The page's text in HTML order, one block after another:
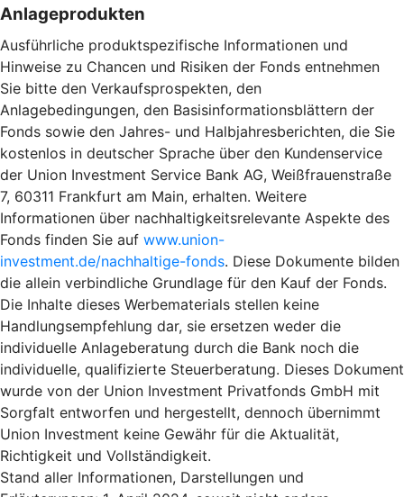
Anlageprodukten
Ausführliche produktspezifische Informationen und
Hinweise zu Chancen und Risiken der Fonds entnehmen
Sie bitte den Verkaufsprospekten, den
Anlagebedingungen, den Basisinformationsblättern der
Fonds sowie den Jahres- und Halbjahresberichten, die Sie
kostenlos in deutscher Sprache über den Kundenservice
der Union Investment Service Bank AG, Weißfrauenstraße
7, 60311 Frankfurt am Main, erhalten. Weitere
Informationen über nachhaltigkeitsrelevante Aspekte des
Fonds finden Sie auf www.union-
investment.de/nachhaltige-fonds. Diese Dokumente bilden
die allein verbindliche Grundlage für den Kauf der Fonds.
Die Inhalte dieses Werbematerials stellen keine
Handlungsempfehlung dar, sie ersetzen weder die
individuelle Anlageberatung durch die Bank noch die
individuelle, qualifizierte Steuerberatung. Dieses Dokument
wurde von der Union Investment Privatfonds GmbH mit
Sorgfalt entworfen und hergestellt, dennoch übernimmt
Union Investment keine Gewähr für die Aktualität,
Richtigkeit und Vollständigkeit.
Stand aller Informationen, Darstellungen und